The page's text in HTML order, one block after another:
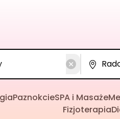
PaznokcieSPA i Masaże
Fizjoterapia